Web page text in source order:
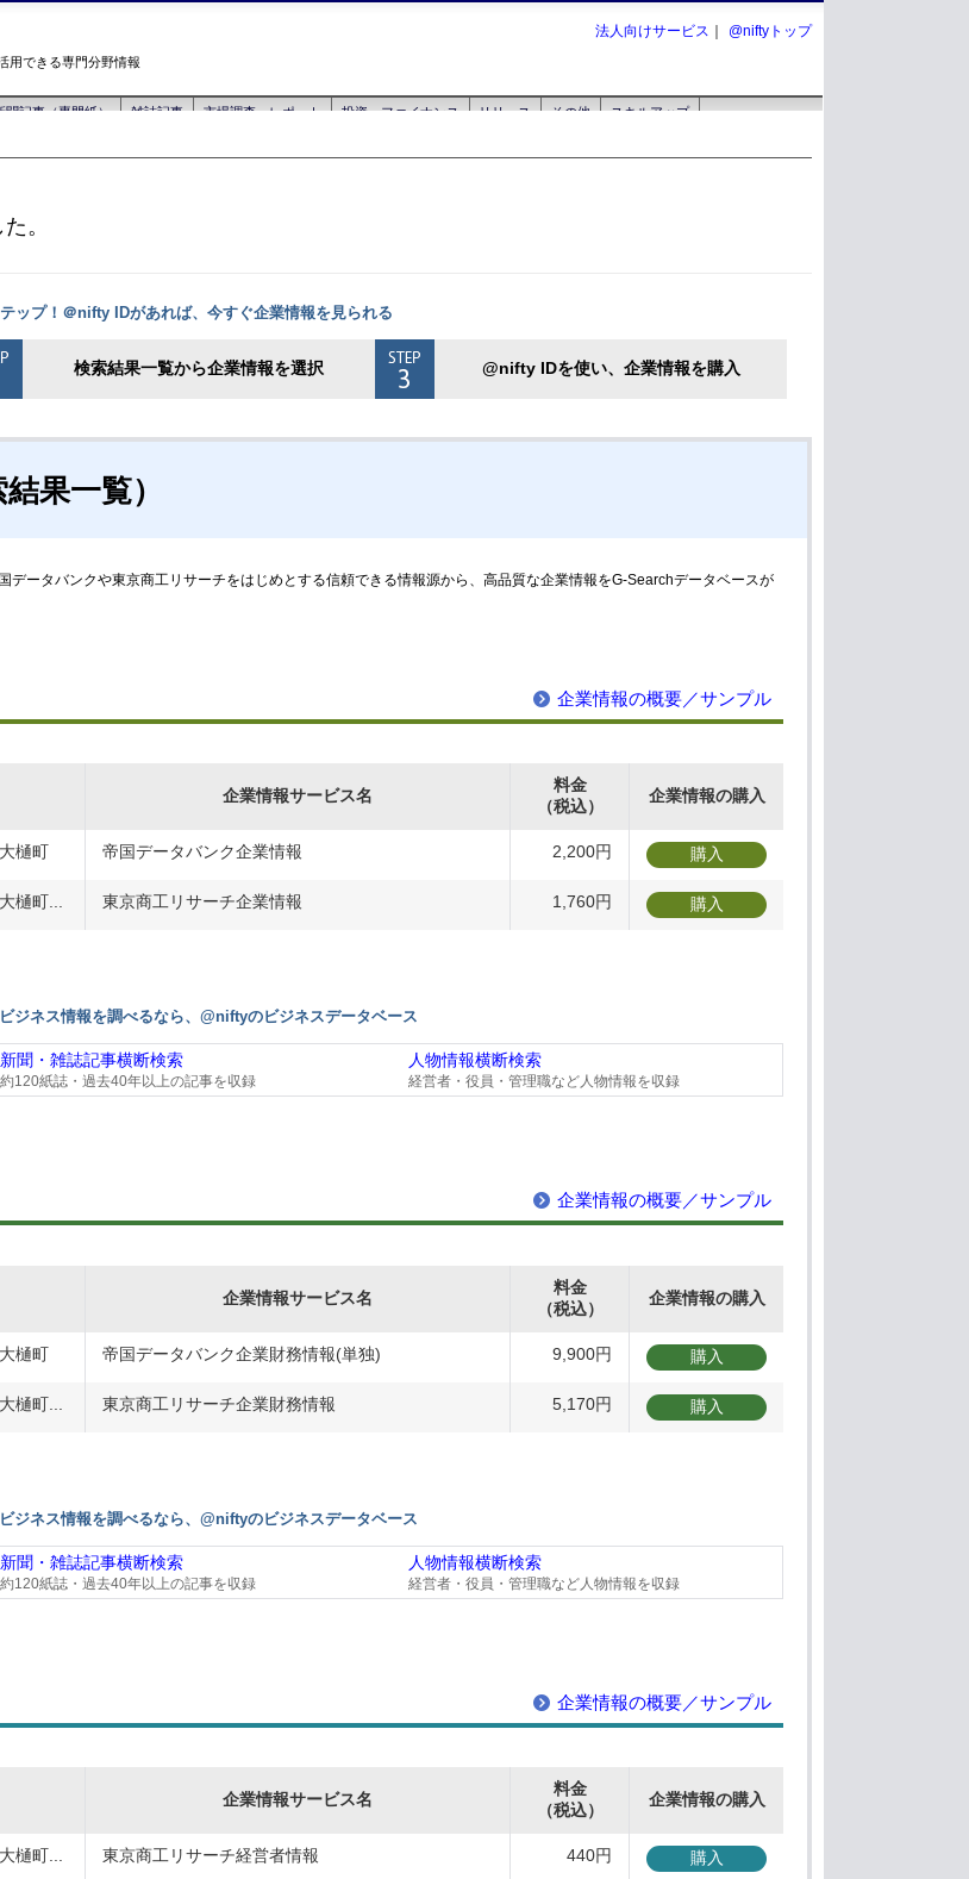
。
ップ！＠nifty IDがあれば、今すぐ企業情報を見られる
検索結果一覧から企業情報を選択 @nifty IDを使い、企業情報を購入
果一覧）
データバンクや東京商工リサーチをはじめとする信頼できる情報源から、高品質な企業情報をG-Searchデータベースが
企業情報の概要／サンプル
企業情報サービス名
料金
（税込）
企業情報の購入
樋町 帝国データバンク企業情報 2,200円 購入
樋町... 東京商工リサーチ企業情報 1,760円 購入
ジネス情報を調べるなら、@niftyのビジネスデータベース
新聞・雑誌記事横断検索
約120紙誌・過去40年以上の記事を収録
人物情報横断検索
経営者・役員・管理職など人物情報を収録
企業情報の概要／サンプル
企業情報サービス名
料金
（税込）
企業情報の購入
樋町 帝国データバンク企業財務情報(単独) 9,900円 購入
樋町... 東京商工リサーチ企業財務情報 5,170円 購入
ジネス情報を調べるなら、@niftyのビジネスデータベース
新聞・雑誌記事横断検索
約120紙誌・過去40年以上の記事を収録
人物情報横断検索
経営者・役員・管理職など人物情報を収録
企業情報の概要／サンプル
企業情報サービス名
料金
（税込）
企業情報の購入
樋町... 東京商工リサーチ経営者情報 440円 購入